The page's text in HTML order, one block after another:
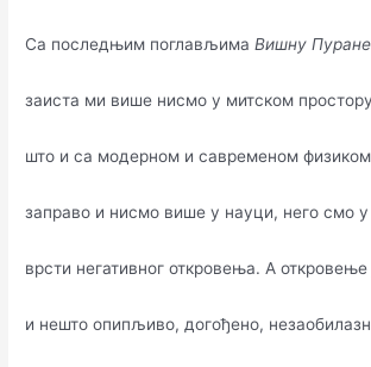
Са последњим поглављимаВишну Пуране
заиста ми више нисмо у митском
што и са модерном и савременом
заправо и нисмо више у науци, него смо у
врсти негативног откровења. А откровење
и нешто опипљиво, догођено,